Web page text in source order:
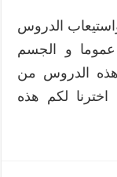
الدروس
عموما و الجسم
هذه الدروس من
لكم هذه